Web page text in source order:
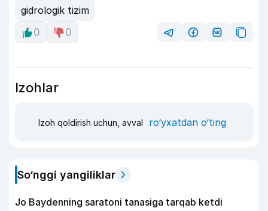
gidrologik tizim
0
0
Izohlar
Izoh qoldirish uchun, avval ro‘yxatdan o‘ting
So‘nggi yangiliklar
Jo Baydenning saratoni tanasiga tarqab ketdi